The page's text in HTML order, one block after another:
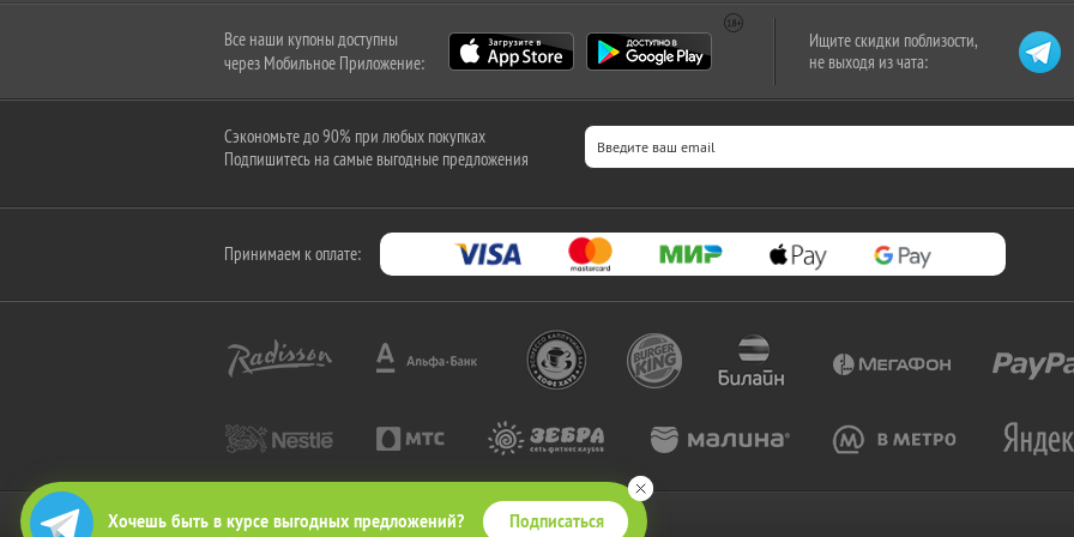
Хочешь быть в курсе выгодных предложений? Подписаться
Все наши купоны доступны
через Мобильное Приложение:
Ищите скидки поблизости,
не выходя из чата:
Сэкономьте до 90% при любых покупках
Подпишитесь на самые выгодные предложения
Принимаем к оплате:
2010-2026 © КупиКупон. Все права защищены.